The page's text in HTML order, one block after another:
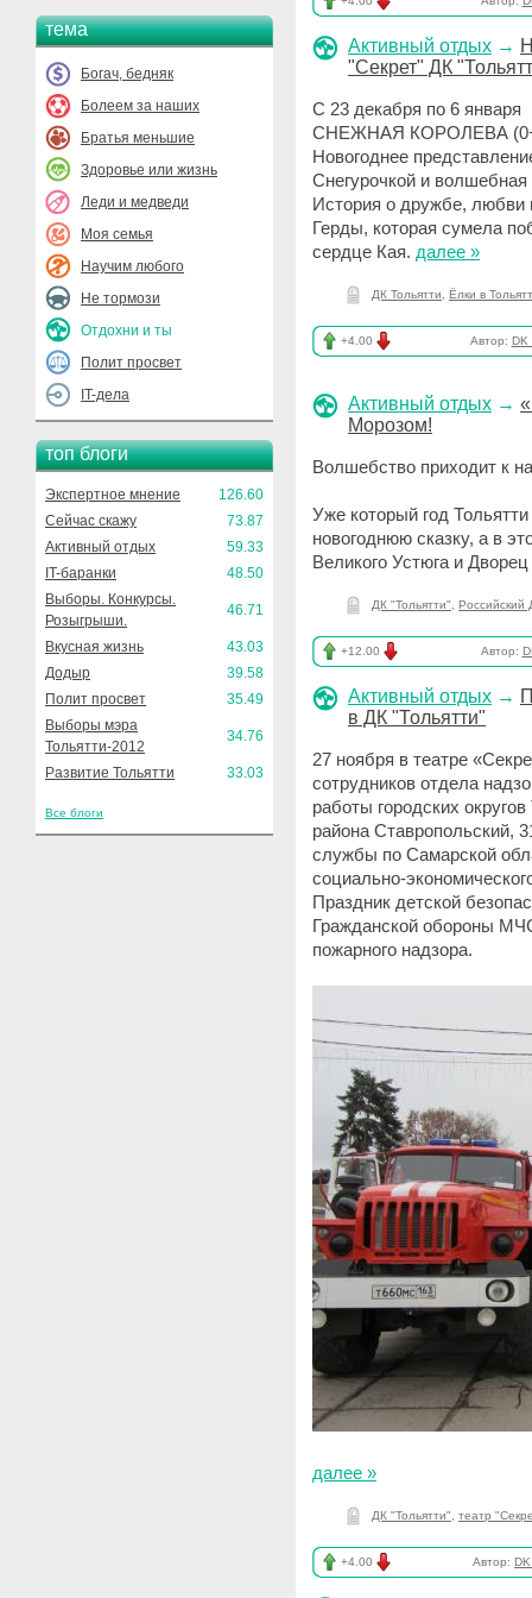
тема
Богач, бедняк
Болеем за наших
Братья меньшие
Здоровье или жизнь
Леди и медведи
Моя семья
Научим любого
Не тормози
Отдохни и ты
Полит просвет
IT-дела
топ блоги
Экспертное мнение
126.60
Сейчас скажу
73.87
Активный отдых
59.33
IT-баранки
48.50
Выборы. Конкурсы.
Розыгрыши.
46.71
Вкусная жизнь
43.03
Додыр
39.58
Полит просвет
35.49
Выборы мэра
Тольятти-2012
34.76
Развитие Тольятти 33.03
Все блоги
Активный отдых →
"Секрет" ДК
С 23 декабря по 6 января
СНЕЖНАЯ КОРОЛЕВА
Новогоднее
Снегурочкой и
История о дружбе, любви
Герды, которая сумела
сердце Кая. далее »
ДК Тольятти Ёлки в
+4.00 Автор:
Активный отдых →
Морозом!
Волшебство приходит к
Уже который год
новогоднюю сказку, а в
Великого Устюга и
ДК "Тольятти" Российский
+12.00 Автор:
Активный отдых →
в ДК "Тольятти"
27 ноября в театре
сотрудников отдела
работы городских
района Ставропольский,
службы по Самарской
социально-
Праздник детской
Гражданской обороны
пожарного надзора.
далее »
ДК "Тольятти" театр
+4.00 Автор: